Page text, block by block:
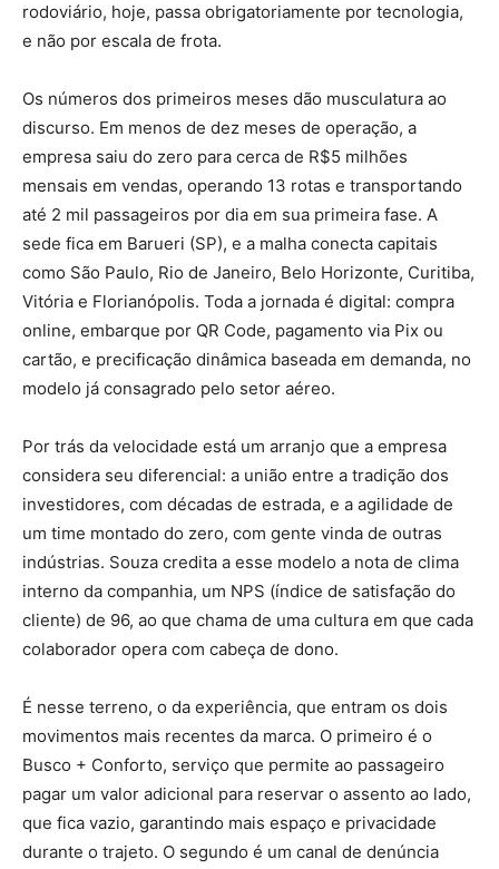
rodoviário, hoje, passa obrigatoriamente por tecnologia,
e não por escala de frota.
Os números dos primeiros meses dão musculatura ao
discurso. Em menos de dez meses de operação, a
empresa saiu do zero para cerca de R$5 milhões
mensais em vendas, operando 13 rotas e transportando
até 2 mil passageiros por dia em sua primeira fase. A
sede fica em Barueri (SP), e a malha conecta capitais
como São Paulo, Rio de Janeiro, Belo Horizonte, Curitiba,
Vitória e Florianópolis. Toda a jornada é digital: compra
online, embarque por QR Code, pagamento via Pix ou
cartão, e precificação dinâmica baseada em demanda, no
modelo já consagrado pelo setor aéreo.
Por trás da velocidade está um arranjo que a empresa
considera seu diferencial: a união entre a tradição dos
investidores, com décadas de estrada, e a agilidade de
um time montado do zero, com gente vinda de outras
indústrias. Souza credita a esse modelo a nota de clima
interno da companhia, um NPS (índice de satisfação do
cliente) de 96, ao que chama de uma cultura em que cada
colaborador opera com cabeça de dono.
É nesse terreno, o da experiência, que entram os dois
movimentos mais recentes da marca. O primeiro é o
Busco + Conforto, serviço que permite ao passageiro
pagar um valor adicional para reservar o assento ao lado,
que fica vazio, garantindo mais espaço e privacidade
durante o trajeto. O segundo é um canal de denúncia